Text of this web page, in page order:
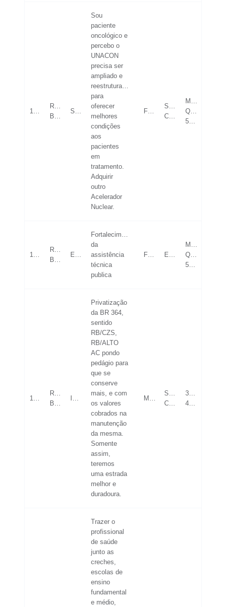
19/05/2023
Rio
Branco
SAÚDE
Sou
paciente
oncológico e
percebo o
UNACON
precisa ser
ampliado e
reestruturado
para
oferecer
melhores
condições
aos
pacientes
em
tratamento.
Adquirir
outro
Acelerador
Nuclear.
FEMININO
SUPERIOR
COMPLETO
MAIOR
QUE
53
19/05/2023
Rio
Branco
ECONOMIA
Fortalecimento
da
assistência
técnica
publica
FEMININO ESPECIALIZAÇÃO
MAIOR
QUE
53
19/05/2023
Rio
Branco
INFRAESTRUTURA
Privatização
da BR 364,
sentido
RB/CZS,
RB/ALTO
AC pondo
pedágio para
que se
conserve
mais, e com
os valores
cobrados na
manutenção
da mesma.
Somente
assim,
teremos
uma estrada
melhor e
duradoura.
MASCULINO
SUPERIOR
COMPLETO
36-
42
Trazer o
profissional
de saúde
junto as
creches,
escolas de
ensino
fundamental
e médio,